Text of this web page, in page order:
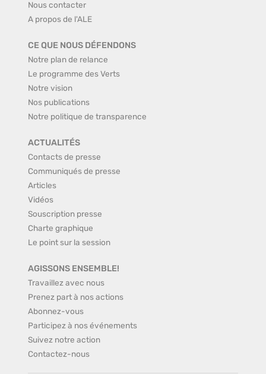
Nous contacter
A propos de l'ALE
CE QUE NOUS DÉFENDONS
Notre plan de relance
Le programme des Verts
Notre vision
Nos publications
Notre politique de transparence
ACTUALITÉS
Contacts de presse
Communiqués de presse
Articles
Vidéos
Souscription presse
Charte graphique
Le point sur la session
AGISSONS ENSEMBLE!
Travaillez avec nous
Prenez part à nos actions
Abonnez-vous
Participez à nos événements
Suivez notre action
Contactez-nous